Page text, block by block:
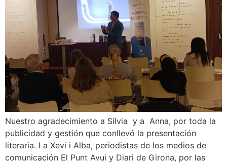
Nuestro agradecimiento a Sílvia y a Anna, por toda la
publicidad y gestión que conllevó la presentación
literaria. I a Xevi i Alba, periodistas de los medios de
comunicación El Punt Avui y Diari de Girona, por las